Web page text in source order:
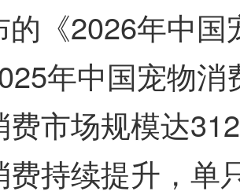
的《2026年中
年中国宠物
费市场规模达
费持续提升，单